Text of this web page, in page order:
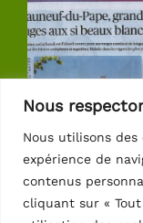
Nous
Nous utilisons
expérience de
contenus
cliquant sur «
Suivre sur